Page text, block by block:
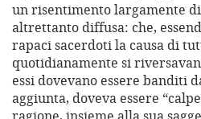
un risentimento largamente
altrettanto diffusa: che,
rapaci sacerdoti la causa di
quotidianamente si
essi dovevano essere banditi
aggiunta, doveva essere